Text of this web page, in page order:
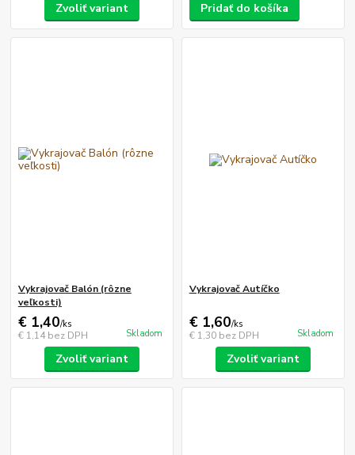
Zvoliť variant Pridať do košíka
Vykrajovač Balón (rôzne
veľkosti)
€ 1,40/ks
€ 1,14 bez DPH Skladom
Zvoliť variant
Vykrajovač Autíčko
€ 1,60/ks
€ 1,30 bez DPH Skladom
Zvoliť variant